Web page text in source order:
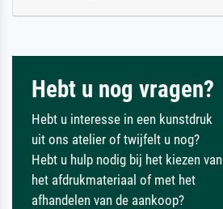
Hebt u nog vragen?
Hebt u interesse in een kunstdruk
uit ons atelier of twijfelt u nog?
Hebt u hulp nodig bij het kiezen van
het afdrukmateriaal of met het
afhandelen van de aankoop?